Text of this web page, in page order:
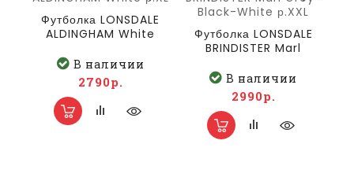
Футболка LONSDALE
ALDINGHAM White
В наличии
2790р.
Футболка LONSDALE
BRINDISTER Marl
р.XXL
В наличии
2990р.